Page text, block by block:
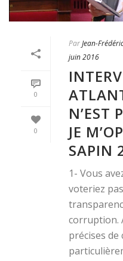
0
0
ParJean-
juin 2016
N’EST
JE
SAPIN
1- Vous
voteriez
corruption.
précises de